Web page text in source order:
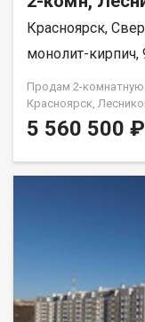
Красноярск,
монолит-кирпич,
Продам 2-комнатную
Красноярск,
ЗАСТРОЙЩИКА
5 560 500 ₽